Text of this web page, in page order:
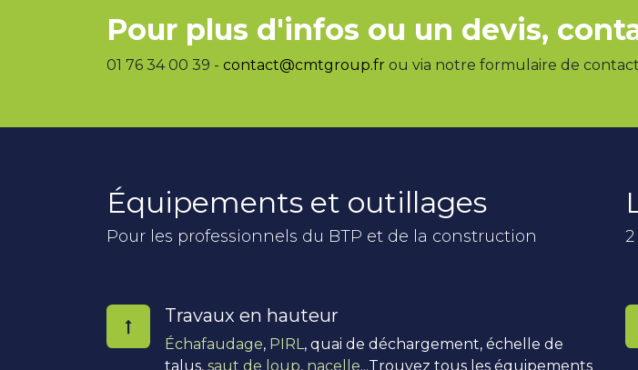
Pour plus d'infos ou un devis,
01 76 34 00 39 - contact@cmtgroup.fr ou via notre formulaire de
Équipements et outillages
Pour les professionnels du BTP et de la construction
Travaux en hauteur
Échafaudage, PIRL, quai de déchargement, échelle de
talus, saut de loup, nacelle...Trouvez tous les équipements